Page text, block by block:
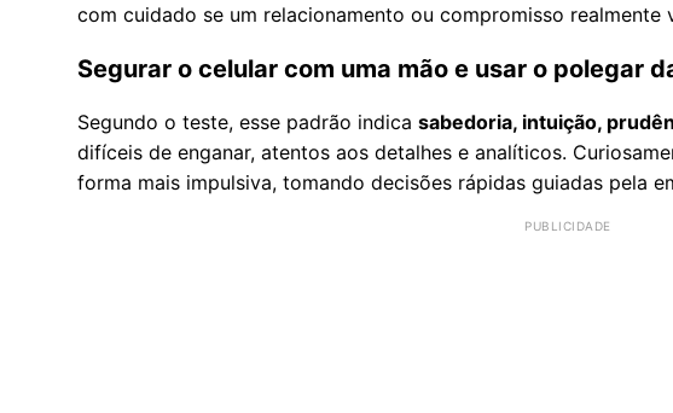
com cuidado se um relacionamento ou compromisso realmente
Segurar o celular com uma mão e usar o polegar
Segundo o teste, esse padrão indica sabedoria, intuição,
difíceis de enganar, atentos aos detalhes e analíticos.
forma mais impulsiva, tomando decisões rápidas guiadas pela